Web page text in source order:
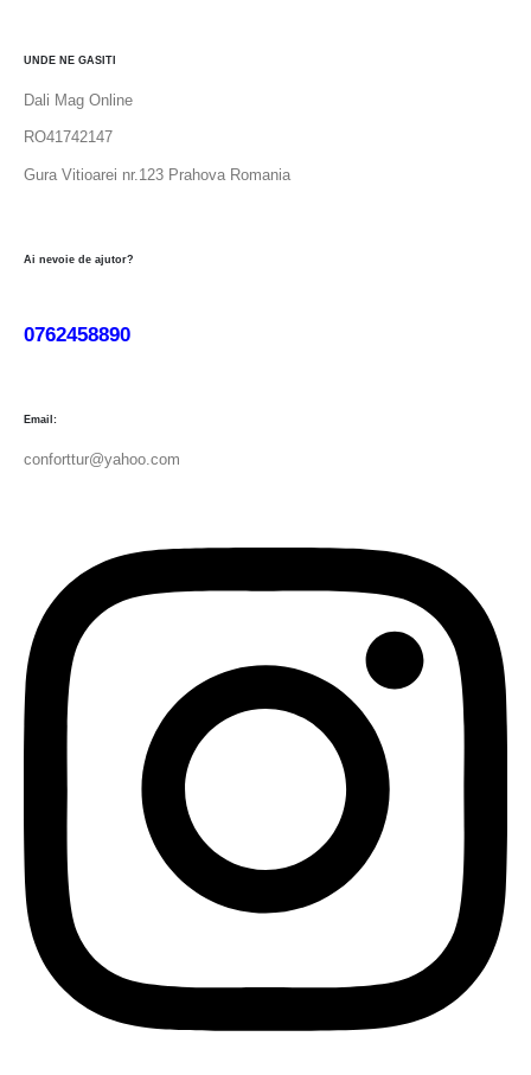
UNDE NE GASITI
Dali Mag Online
RO41742147
Gura Vitioarei nr.123 Prahova Romania
Ai nevoie de ajutor?
0762458890
Email:
conforttur@yahoo.com